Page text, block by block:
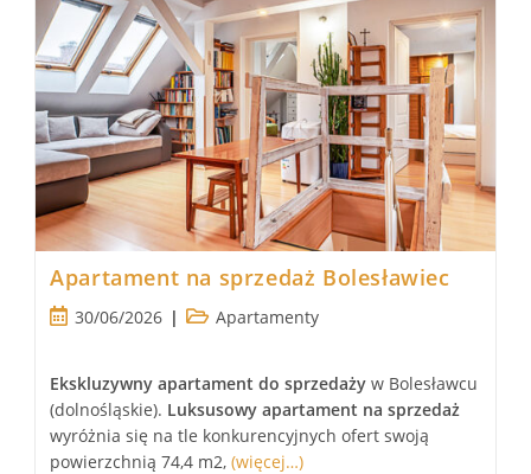
Apartament na sprzedaż Bolesławiec
Post30/06/2026
PostApartamenty
Ekskluzywny apartament do sprzedaży w Bolesławcu
(dolnośląskie). Luksusowy apartament na sprzedaż
wyróżnia się na tle konkurencyjnych ofert swoją
powierzchnią 74,4 m2,(więcej…)